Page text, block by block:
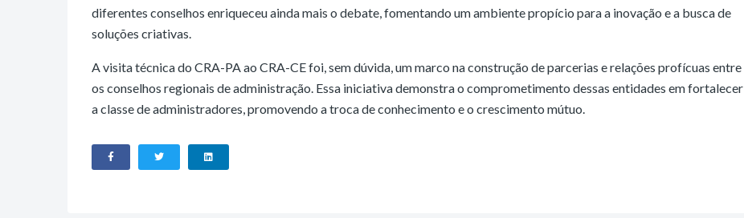
diferentes conselhos enriqueceu ainda mais o debate, fomentando um ambiente propício para a inovação e a busca de
soluções criativas.
A visita técnica do CRA-PA ao CRA-CE foi, sem dúvida, um marco na construção de parcerias e relações profícuas entre
os conselhos regionais de administração. Essa iniciativa demonstra o comprometimento dessas entidades em fortalecer
a classe de administradores, promovendo a troca de conhecimento e o crescimento mútuo.